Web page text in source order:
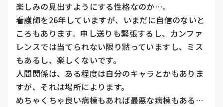
楽しみの見出すようにする性格なのか…。
看護師を26年していますが、いまだに自信のないと
ころもあります。申し送りも緊張するし、カンファ
レンスでは当てられない限り黙っていますし、ミス
もあるし、楽しくないです。
人間関係は、ある程度は自分のキャラとかもありま
すが、それは場所によります。
めちゃくちゃ良い病棟もあれば最悪な病棟もある…